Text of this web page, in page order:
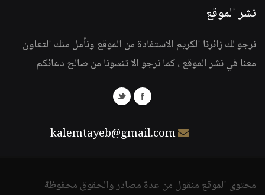
نشر الموقع
نرجو لك زائرنا الكريم الاستفادة من الموقع ونأمل منك التعاون
معنا في نشر الموقع ، كما نرجو الا تنسونا من صالح دعائكم
kalemtayeb@gmail.com
محتوى الموقع منقول من عدة مصادر والحقوق محفوظة